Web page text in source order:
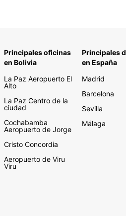
Principales oficinas
en Bolivia
La Paz Aeropuerto El
Alto
La Paz Centro de la
ciudad
Cochabamba
Aeropuerto de Jorge
Cristo Concordia
Aeropuerto de Viru
Viru
Principales
en España
Madrid
Barcelona
Sevilla
Málaga